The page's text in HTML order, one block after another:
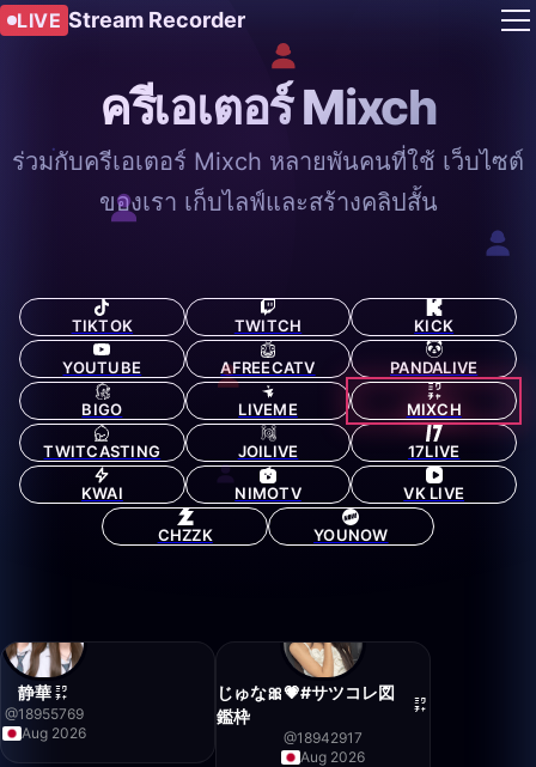
LIVE Stream Recorder
ครีเอเตอร์ Mixch
ร่วมกับครีเอเตอร์ Mixch หลายพันคนที่ใช้ เว็บไซต์
ของเรา เก็บไลฟ์และสร้างคลิปสั้น
TIKTOK TWITCH KICK
YOUTUBE AFREECATV PANDALIVE
BIGO LIVEME MIXCH
TWITCASTING JOILIVE 17LIVE
KWAI NIMOTV VK LIVE
CHZZK YOUNOW
静華
@18955769
Aug 2026
じゅな🎀💗#サツコレ図
鑑枠
@18942917
Aug 2026